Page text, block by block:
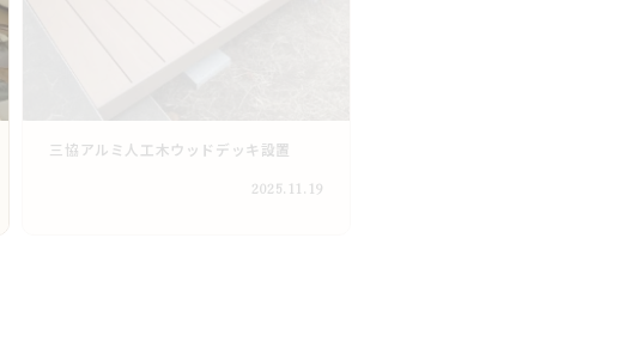
三協アルミ人工木ウッドデッキ設置
2025.11.19